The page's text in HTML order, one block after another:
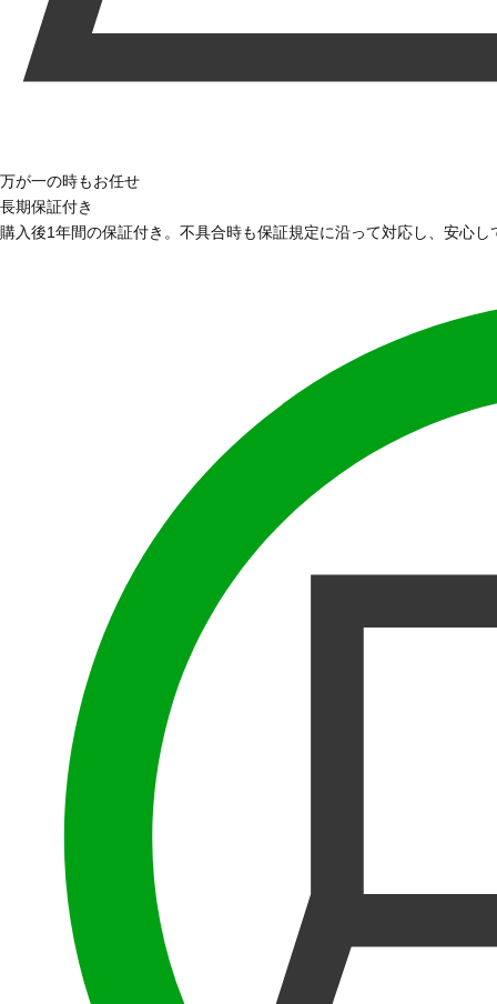
万が一の時もお任せ
長期保証付き
購入後1年間の保証付き。不具合時も保証規定に沿って対応し、安心